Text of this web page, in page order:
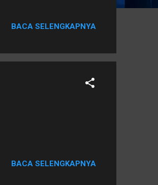
BACA SELENGKAPNYA
BACA SELENGKAPNYA